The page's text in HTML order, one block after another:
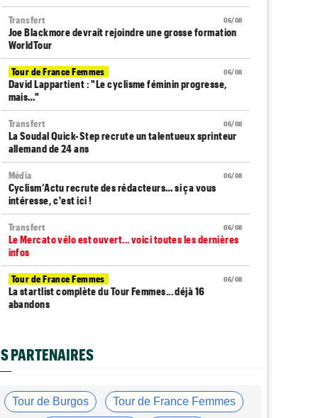
06/08
Transfert
Joe Blackmore devrait rejoindre une grosse formation
WorldTour
06/08
Tour de France Femmes
David Lappartient : "Le cyclisme féminin progresse,
mais…"
06/08
Transfert
La Soudal Quick-Step recrute un talentueux sprinteur
allemand de 24 ans
06/08
Média
Cyclism’Actu recrute des rédacteurs… si ça vous
intéresse, c'est ici !
06/08
Transfert
Le Mercato vélo est ouvert... voici toutes les dernières
infos
06/08
Tour de France Femmes
La startlist complète du Tour Femmes... déjà 16
abandons
profil…
La surprise Francisco Campos remporte la 1ère étape
PARTENAIRES
Tour de Burgos Tour de France Femmes